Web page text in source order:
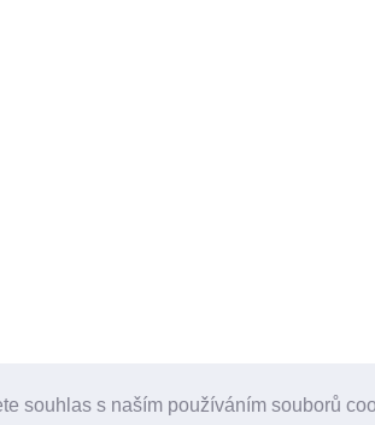
souhlas s naším používáním souborů